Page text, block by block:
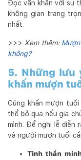
Đọc văn khấn với sự
không gian trang
nhất.
>>> Xem thêm:
không?
5. Những lưu
khấn mượn
Cúng khấn mượn
thể bỏ qua nếu gia
mình. Để nghi lễ diễn
và người mượn tuổi
Tinh thần